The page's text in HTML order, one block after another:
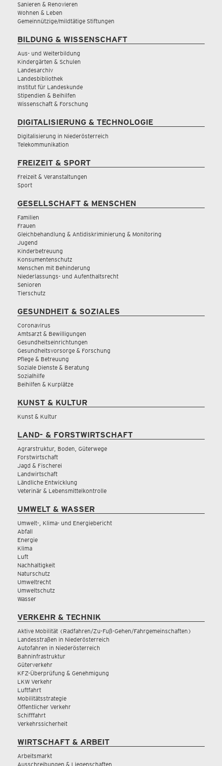
Sanieren & Renovieren
Wohnen & Leben
Gemeinnützige/mildtätige Stiftungen
BILDUNG & WISSENSCHAFT
Aus- und Weiterbildung
Kindergärten & Schulen
Landesarchiv
Landesbibliothek
Institut für Landeskunde
Stipendien & Beihilfen
Wissenschaft & Forschung
DIGITALISIERUNG & TECHNOLOGIE
Digitalisierung in Niederösterreich
Telekommunikation
FREIZEIT & SPORT
Freizeit & Veranstaltungen
Sport
GESELLSCHAFT & MENSCHEN
Familien
Frauen
Gleichbehandlung & Antidiskriminierung & Monitoring
Jugend
Kinderbetreuung
Konsumentenschutz
Menschen mit Behinderung
Niederlassungs- und Aufenthaltsrecht
Senioren
Tierschutz
GESUNDHEIT & SOZIALES
Coronavirus
Amtsarzt & Bewilligungen
Gesundheitseinrichtungen
Gesundheitsvorsorge & Forschung
Pflege & Betreuung
Soziale Dienste & Beratung
Sozialhilfe
Beihilfen & Kurplätze
KUNST & KULTUR
Kunst & Kultur
LAND- & FORSTWIRTSCHAFT
Agrarstruktur, Boden, Güterwege
Forstwirtschaft
Jagd & Fischerei
Landwirtschaft
Ländliche Entwicklung
Veterinär & Lebensmittelkontrolle
UMWELT & WASSER
Umwelt-, Klima- und Energiebericht
Abfall
Energie
Klima
Luft
Nachhaltigkeit
Naturschutz
Umweltrecht
Umweltschutz
Wasser
VERKEHR & TECHNIK
Aktive Mobilität (Radfahren/Zu-Fuß-Gehen/Fahrgemeinschaften)
Landesstraßen in Niederösterreich
Autofahren in Niederösterreich
Bahninfrastruktur
Güterverkehr
KFZ-Überprüfung & Genehmigung
LKW Verkehr
Luftfahrt
Mobilitätsstrategie
Öffentlicher Verkehr
Schifffahrt
Verkehrssicherheit
WIRTSCHAFT & ARBEIT
Arbeitsmarkt
Ausschreibungen & Liegenschaften